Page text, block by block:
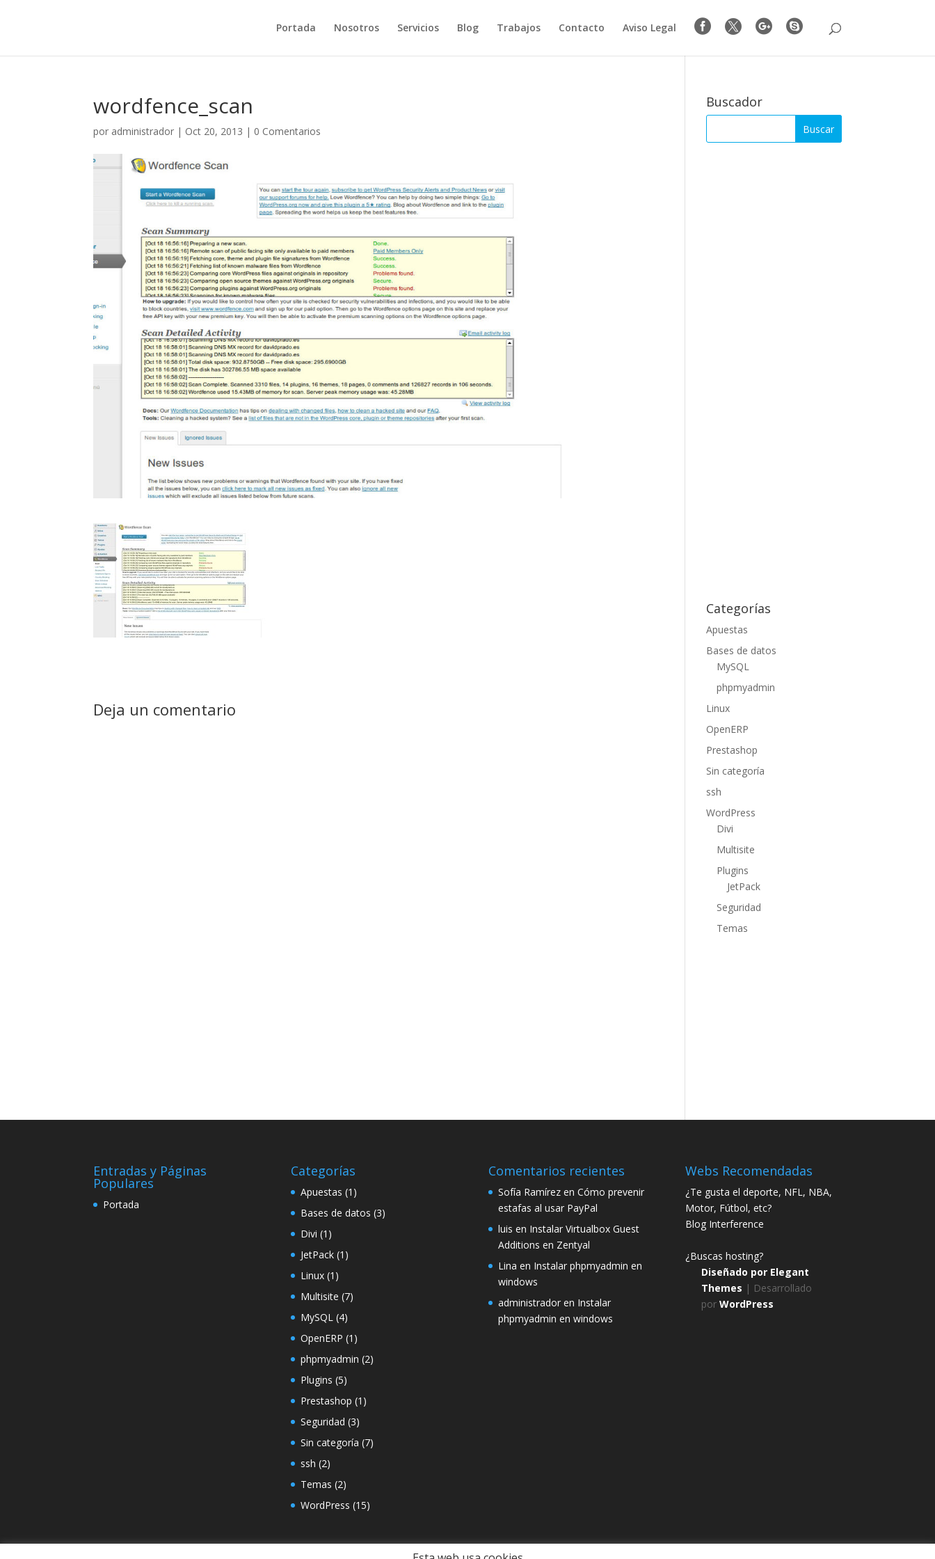
Portada Nosotros Servicios Blog Trabajos Contacto Aviso Legal    
wordfence_scan
por administrador | Oct 20, 2013 | 0 Comentarios
Deja un comentario
Buscador
Categorías
Apuestas
Bases de datos
MySQL
phpmyadmin
Linux
OpenERP
Prestashop
Sin categoría
ssh
WordPress
Divi
Multisite
Plugins
JetPack
Seguridad
Temas
Entradas y Páginas
Populares
Portada
Categorías
Apuestas (1)
Bases de datos (3)
Divi (1)
JetPack(1)
Linux(1)
Multisite (7)
MySQL(4)
OpenERP (1)
phpmyadmin (2)
Plugins (5)
Prestashop (1)
Seguridad (3)
Sin categoría (7)
ssh (2)
Temas (2)
WordPress (15)
Comentarios recientes
Sofía Ramírezen Cómo prevenir
estafas al usar PayPal
luis en Instalar Virtualbox Guest
Additions en Zentyal
Lina en Instalar phpmyadmin en
windows
administradoren Instalar
phpmyadmin en windows
Webs Recomendadas
¿Te gusta el deporte, NFL, NBA,
Motor, Fútbol, etc?
Blog Interference
¿Buscas hosting?
Diseñado por Elegant
Themes | Desarrollado
por WordPress